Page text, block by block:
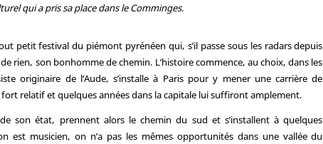
qui a pris sa place dans le Comminges.
petit festival du piémont pyrénéen qui, s’il passe sous les radars depuis
rien, son bonhomme de chemin. L’histoire commence, au choix, dans les
originaire de l’Aude, s’installe à Paris pour y mener une carrière de
relatif et quelques années dans la capitale lui suffiront amplement.
son état, prennent alors le chemin du sud et s’installent à quelques
est musicien, on n’a pas les mêmes opportunités dans une vallée du